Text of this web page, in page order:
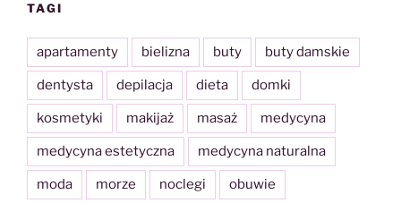
TAGI
apartamenty bielizna buty buty damskie
dentysta depilacja dieta domki
kosmetyki makijaż masaż medycyna
medycyna estetyczna medycyna naturalna
moda morze noclegi obuwie